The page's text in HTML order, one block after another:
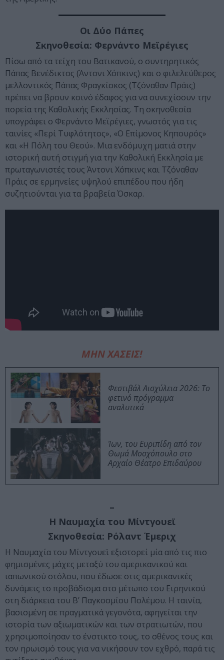
Οι Δύο Πάπες
Σκηνοθεσία: Φερνάντο Μεϊρέγιες
Πίσω από τα τείχη του Βατικανού, ο συντηρητικός
Πάπας Βενέδικτος (Άντονι Χόπκινς) και ο φιλελεύθερος
μελλοντικός Πάπας Φραγκίσκος (Τζόναθαν Πράις)
πρέπει να βρουν κοινό έδαφος για να συνεχίσουν την
πορεία της Καθολικής Εκκλησίας. Τη σκηνοθεσία
υπογράφει ο Φερνάντο Μεϊρέγιες, γνωστός για τις
ταινίες «Περί Τυφλότητος», «Ο Επίμονος Κηπουρός»
και «Η Πόλη του Θεού». Μια ενδόμυχη ματιά στην
ιστορική αυτή στιγμή για την Καθολική Εκκλησία με
πρωταγωνιστές τους Άντονι Χόπκινς και Τζόναθαν
Πράις σε ερμηνείες υψηλού επιπέδου που ήδη
συζητιούνται για τα βραβεία Όσκαρ.
ΜΗΝ ΧΑΣΕΙΣ!
Φεστιβάλ Αισχύλεια 2026: Το
φετινό πρόγραμμα
αναλυτικά
Ίων, του Ευριπίδη από τον
Θωμά Μοσχόπουλο στο
Αρχαίο Θέατρο Επιδαύρου
–
Η Ναυμαχία του Μίντγουεϊ
Σκηνοθεσία: Ρόλαντ Έμεριχ
Η Ναυμαχία του Μίντγουεϊ εξιστορεί μία από τις πιο
φημισμένες μάχες μεταξύ του αμερικανικού και
ιαπωνικού στόλου, που έδωσε στις αμερικανικές
δυνάμεις το προβάδισμα στο μέτωπο του Ειρηνικού
στη διάρκεια του Β’ Παγκοσμίου Πολέμου. Η ταινία,
βασισμένη σε πραγματικά γεγονότα, αφηγείται την
ιστορία των αξιωματικών και των στρατιωτών, που
χρησιμοποίησαν το ένστικτο τους, το σθένος τους και
τον ηρωισμό τους για να νικήσουν τον εχθρό, παρά τις